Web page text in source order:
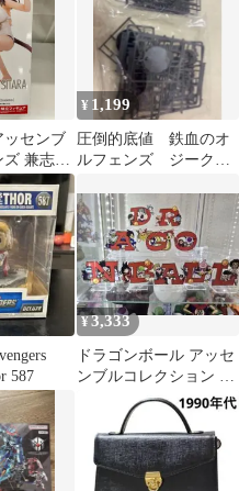
中古
落ち
ッセンブ
兼志谷
Queens
・アイ
¥ 1,199
圧倒的底値 鉄血のオ
ルフェンズ ジークア
プラモデルセット
587
¥3,333
ドラゴンボール アッセ
ンブルコレクション ア
クリルスタンド コン